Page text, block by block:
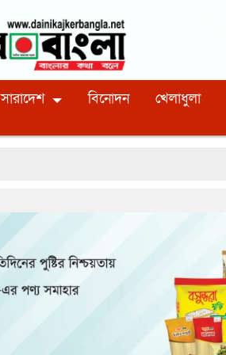
সারাদেশ বিনোদন খেলাধুলা